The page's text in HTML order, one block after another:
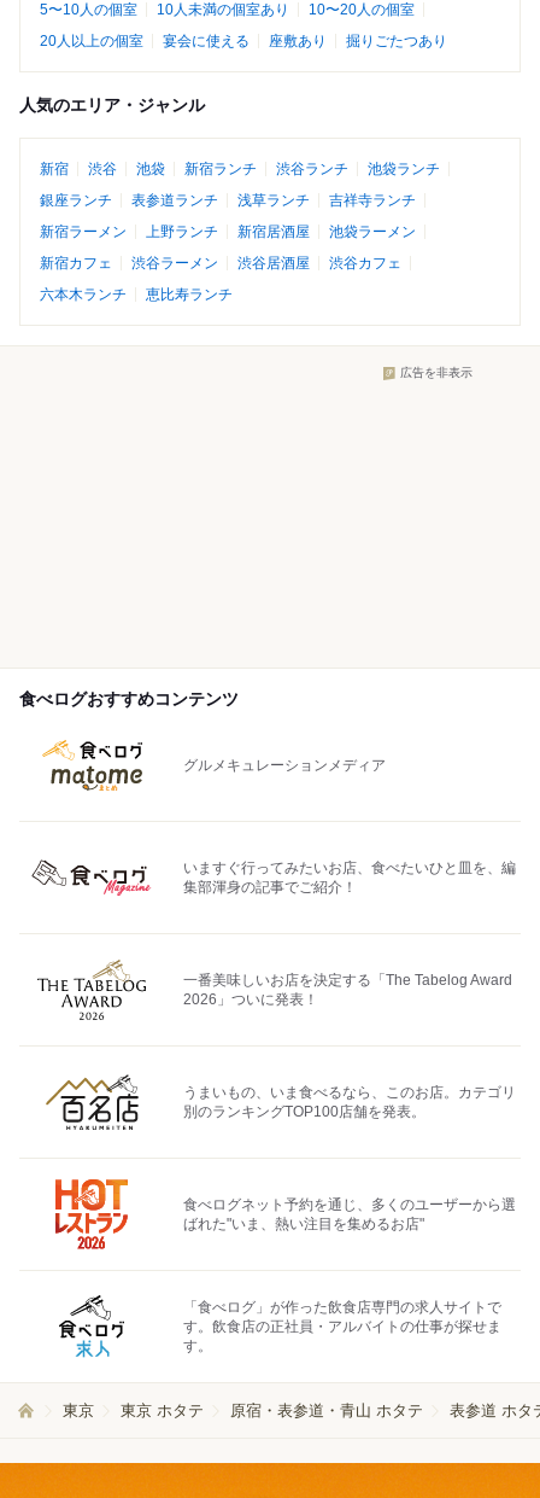
5〜10人の個室
10人未満の個室あり
10〜20人の個室
20人以上の個室
宴会に使える 座敷あり 掘りごたつあり
人気のエリア・ジャンル
新宿 渋谷 池袋 新宿ランチ 渋谷ランチ
池袋ランチ
銀座ランチ
表参道ランチ 浅草ランチ
吉祥寺ランチ
新宿ラーメン
上野ランチ 新宿居酒屋
池袋ラーメン
新宿カフェ
渋谷ラーメン 渋谷居酒屋
渋谷カフェ
六本木ランチ
恵比寿ランチ
広告を非表示
食べログおすすめコンテンツ
グルメキュレーションメディア
いますぐ行ってみたいお店、食べたいひと皿を、編
集部渾身の記事でご紹介！
一番美味しいお店を決定する「The Tabelog Award
2026」ついに発表！
うまいもの、いま食べるなら、このお店。カテゴリ
別のランキングTOP100店舗を発表。
食べログネット予約を通じ、多くのユーザーから選
ばれた"いま、熱い注目を集めるお店"
「食べログ」が作った飲食店専門の求人サイトで
す。飲食店の正社員・アルバイトの仕事が探せま
す。
東京 東京 ホタテ 原宿・表参道・青山 ホタテ 表参道 ホタ